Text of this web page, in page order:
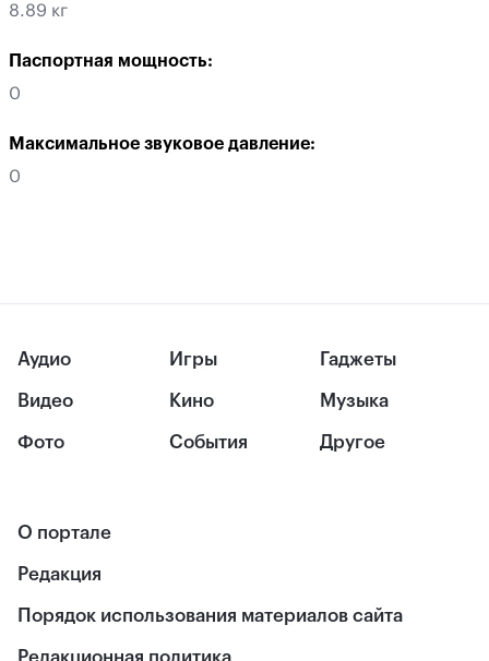
8.89 кг
Паспортная мощность:
0
Максимальное звуковое давление:
0
Аудио
Видео
Фото
Игры
Кино
События
Гаджеты
Музыка
Другое
О портале
Редакция
Порядок использования материалов сайта